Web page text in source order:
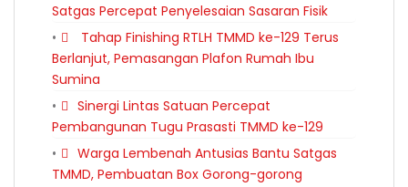
Satgas Percepat Penyelesaian Sasaran Fisik
Tahap Finishing RTLH TMMD ke-129 Terus
Berlanjut, Pemasangan Plafon Rumah Ibu
Sumina
Sinergi Lintas Satuan Percepat
Pembangunan Tugu Prasasti TMMD ke-129
Warga Lembenah Antusias Bantu Satgas
TMMD, Pembuatan Box Gorong-gorong